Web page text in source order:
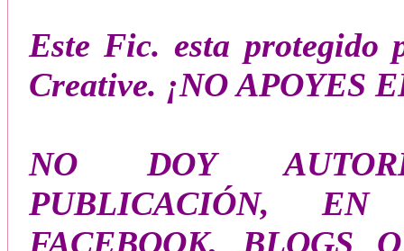
Este Fic. esta protegido
Creative. ¡NO APOYES
NO DOY
PUBLICACIÓN,
FACEBOOK, BLOGS